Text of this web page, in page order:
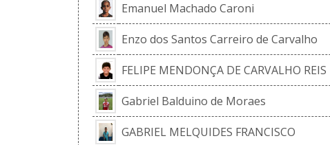
Emanuel Machado Caroni
Enzo dos Santos Carreiro de Carvalho
FELIPE MENDONÇA DE CARVALHO REIS
Gabriel Balduino de Moraes
GABRIEL MELQUIDES FRANCISCO